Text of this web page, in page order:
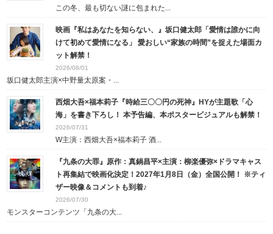
この冬、最も切ない謎に包まれた...
映画『私はあなたを知らない、』坂口健太郎「愛情は誰かに向
けて初めて愛情になる」 愛おしい“家族の時間”を捉えた場面カ
ット解禁！
2026/08/01
坂口健太郎主演×中野量太原案・...
西畑大吾×福本莉子『時給三〇〇円の死神』HYが主題歌「心
海」を書き下ろし！ 本予告編、本ポスタービジュアルも解禁！
2026/07/31
W主演：西畑大吾×福本莉子 酒...
『九条の大罪』原作：真鍋昌平×主演：柳楽優弥×ドラマキャス
ト再集結で映画化決定！2027年1月8日（金）全国公開！ ※ティ
ザー映像＆コメントも到着♪
2026/07/30
モンスターコンテンツ「九条の大...